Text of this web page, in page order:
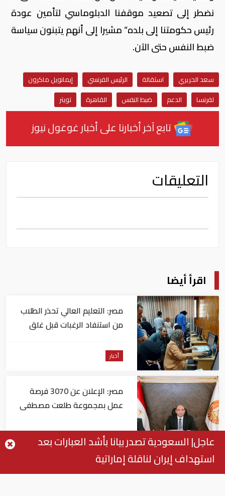
نضطر إلى تصعيد موقفنا الدبلوماسي لتأمين عودة
رئيس حكومتنا إلى بلده“ مشيرا إلى أنهم يتبنون سياسة
ضبط النفس حتى الآن.
سعد الحريري استقالة الرئيس الفرنسي
إيمانويل ماكرون
لفرنسا
الدعم ضبط النفس القاهرة تويتر
تابع آخر أخبارنا على أخبار غوغول نيوز
التعليقات
اقرأ أيضا
مصر: التعليم العالي تحذر الطلاب
من استنفاد الرغبات قبل غلق
أخبار
مصر: الإعلان عن 3070 فرصة
عمل بمجموعة طلعت مصطفى
أخبار
مصر: "الداخلية" تصدر بيانا بشأن
عاجل| السعودية تصدر بيانا بأشد العبارات بعد
استهداف إيران لناقلة إماراتية